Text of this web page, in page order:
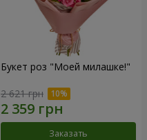
Букет роз "Моей милашке!"
2 621 грн
Заказать